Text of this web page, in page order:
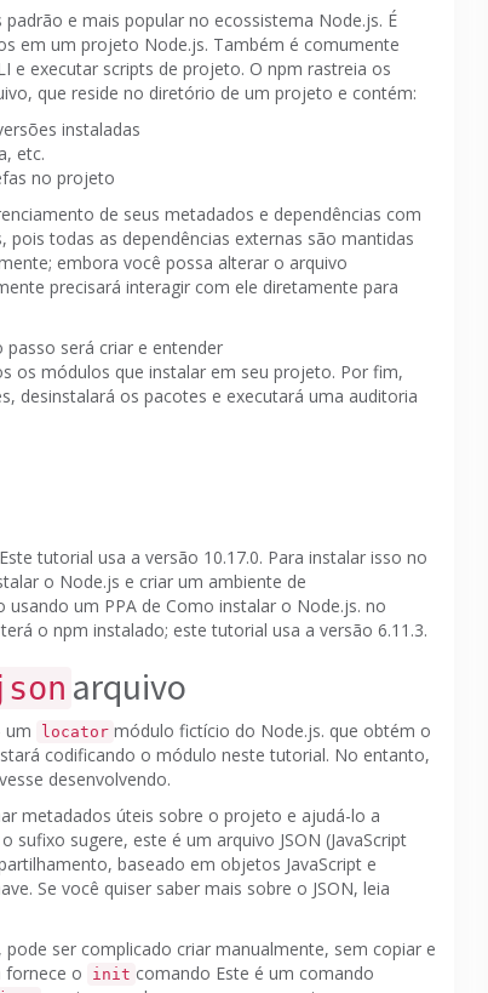
e mais popular no ecossistema Node.js. É
em um projeto Node.js. Também é comumente
e executar scripts de projeto. O npm rastreia os
que reside no diretório de um projeto e contém:
instaladas
etc.
no projeto
de seus metadados e dependências com
todas as dependências externas são mantidas
embora você possa alterar o arquivo
precisará interagir com ele diretamente para
passo será criar e entender
os módulos que instalar em seu projeto. Por fim,
desinstalará os pacotes e executará uma auditoria
Este tutorial usa a versão 10.17.0. Para instalar isso no
o Node.js e criar um ambiente de
usando um PPA de Como instalar o Node.js. no
o npm instalado; este tutorial usa a versão 6.11.3.
arquivo
um locator módulo fictício do Node.js. que obtém o
codificando o módulo neste tutorial. No entanto,
desenvolvendo.
metadados úteis sobre o projeto e ajudá-lo a
sufixo sugere, este é um arquivo JSON (JavaScript
baseado em objetos JavaScript e
Se você quiser saber mais sobre o JSON, leia
ser complicado criar manualmente, sem copiar e
fornece o init comando Este é um comando